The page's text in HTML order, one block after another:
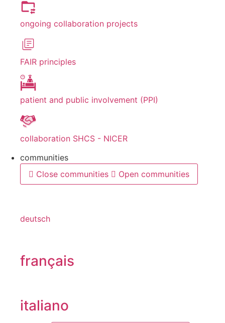
ongoing collaboration projects
FAIR principles
patient and public involvement (PPI)
collaboration SHCS - NICER
communities
Close communities
Open communities
deutsch
français
italiano